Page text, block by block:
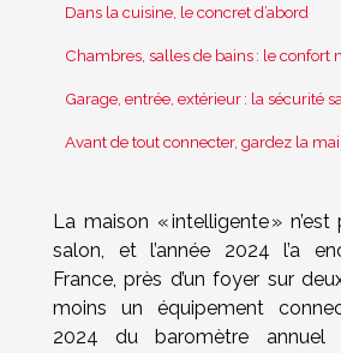
Dans la cuisine, le concret d’abord
Chambres, salles de bains : le confort
Garage, entrée, extérieur : la sécurité
Avant de tout connecter, gardez la
La maison « intelligente »
salon, et l’année 2024 l’a
France, près d’un foyer sur
moins un équipement
2024 du baromètre annuel